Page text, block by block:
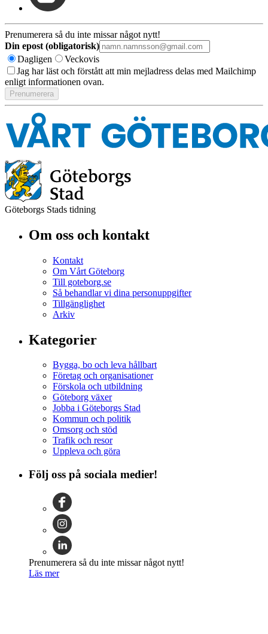
Prenumerera så du inte missar något nytt!
Din epost (obligatorisk)
Dagligen
Veckovis
Jag har läst och förstått att min mejladress delas med Mailchimp
enligt informationen ovan.
Göteborgs Stads tidning
Om oss och kontakt
Kontakt
Om Vårt Göteborg
Till goteborg.se
Så behandlar vi dina personuppgifter
Tillgänglighet
Arkiv
Kategorier
Bygga, bo och leva hållbart
Företag och organisationer
Förskola och utbildning
Göteborg växer
Jobba i Göteborgs Stad
Kommun och politik
Omsorg och stöd
Trafik och resor
Uppleva och göra
Följ oss på sociala medier!
Prenumerera så du inte missar något nytt!
Läs mer